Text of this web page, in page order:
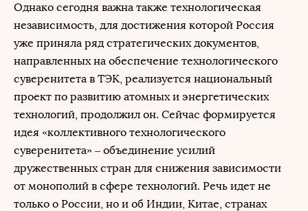
Однако сегодня важна также технологическая
независимость, для достижения которой Россия
уже приняла ряд стратегических документов,
направленных на обеспечение технологического
суверенитета в ТЭК, реализуется национальный
проект по развитию атомных и энергетических
технологий, продолжил он. Сейчас формируется
идея «коллективного технологического
суверенитета» – объединение усилий
дружественных стран для снижения зависимости
от монополий в сфере технологий. Речь идет не
только о России, но и об Индии, Китае, странах